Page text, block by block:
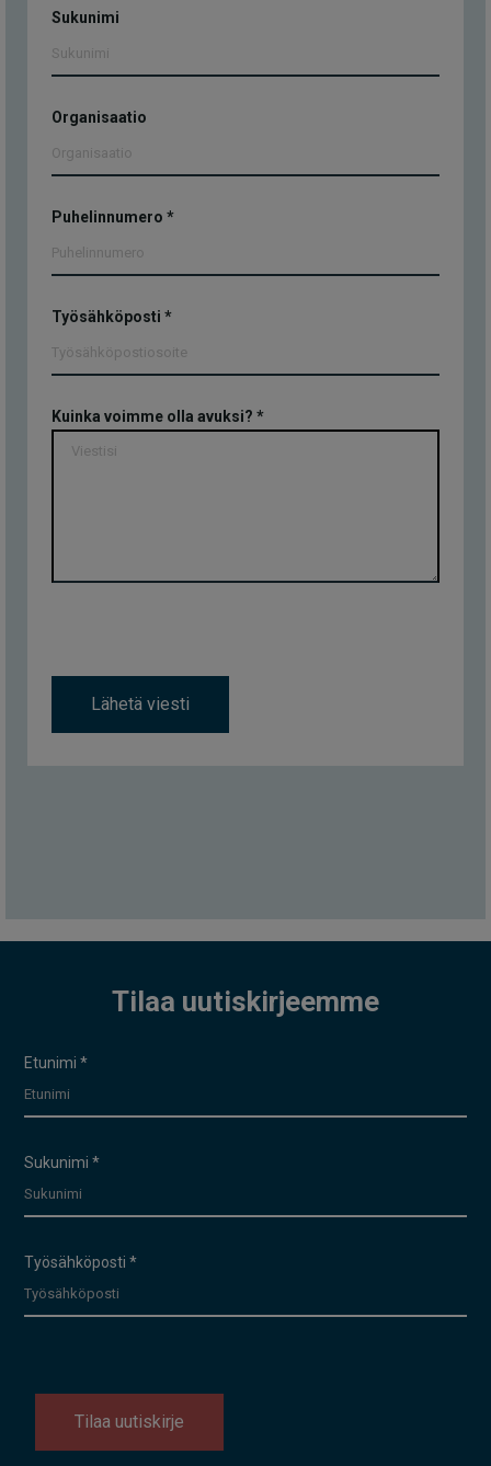
Sukunimi
Organisaatio
Puhelinnumero *
Työsähköposti *
Kuinka voimme olla avuksi? *
Lähetä viesti
Tilaa uutiskirjeemme
Etunimi *
Sukunimi *
Työsähköposti *
Tilaa uutiskirje